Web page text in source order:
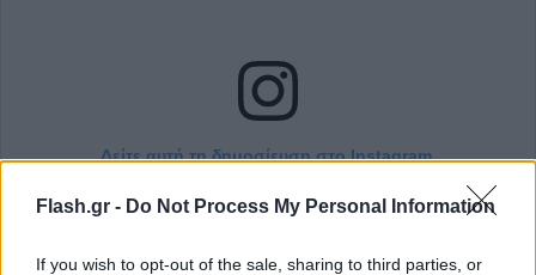
Flash.gr - Do Not Process My Personal Information
If you wish to opt-out of the sale, sharing to third parties, or
Δείτε αυτή τη δημοσίευση στο Instagram.